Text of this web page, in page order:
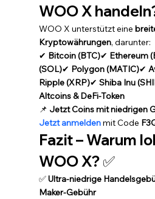
WOO X
WOO X unterstützt eine
Kryptowährungen, darunter:
✔ Bitcoin (BTC)✔ Ethereum
(SOL)✔ Polygon (MATIC)✔
Ripple (XRP)✔ Shiba Inu
Altcoins & DeFi-Token
📌 Jetzt Coins mit niedrigen
Jetzt anmelden mit Code
Fazit – Warum
WOO X? ✅
✅ Ultra-niedrige
Maker-Gebühr